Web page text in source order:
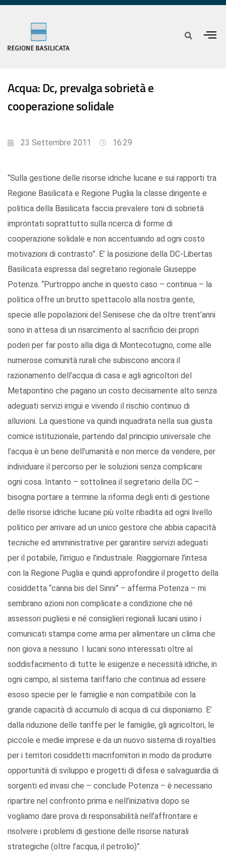
Acqua: Dc, prevalga sobrietà e
cooperazione solidale
23 Settembre 2011 16:29
“Sulla gestione delle risorse idriche lucane e sui rapporti tra
Regione Basilicata e Regione Puglia la classe dirigente e
politica della Basilicata faccia prevalere toni di sobrietà
improntati soprattutto sulla ricerca di forme di
cooperazione solidale e non accentuando ad ogni costo
motivazioni di contrasto”. E’ la posizione della DC-Libertas
Basilicata espressa dal segretario regionale Giuseppe
Potenza. “Purtroppo anche in questo caso – continua – la
politica offre un brutto spettacolo alla nostra gente,
specie alle popolazioni del Senisese che da oltre trent’anni
sono in attesa di un risarcimento al sacrificio dei propri
poderi per far posto alla diga di Montecotugno, come alle
numerose comunità rurali che subiscono ancora il
razionamento dell’acqua di casa e agli agricoltori del
Metapontino che pagano un costo decisamente alto senza
adeguati servizi irrigui e vivendo il rischio continuo di
alluvioni. La questione va quindi inquadrata nella sua giusta
cornice istituzionale, partendo dal principio universale che
l’acqua è un bene dell’umanità e non merce da vendere, per
individuare il percorso per le soluzioni senza complicare
ogni cosa. Intanto – sottolinea il segretario della DC –
bisogna portare a termine la riforma degli enti di gestione
delle risorse idriche lucane più volte ribadita ad ogni livello
politico per arrivare ad un unico gestore che abbia capacità
tecniche ed amministrative per garantire servizi adeguati
per il potabile, l’irriguo e l’industriale. Riaggiornare l’intesa
con la Regione Puglia e quindi approfondire il progetto della
cosiddetta “canna bis del Sinni” – afferma Potenza – mi
sembrano azioni non complicate a condizione che né
assessori pugliesi e né consiglieri regionali lucani usino i
comunicati stampa come arma per alimentare un clima che
non giova a nessuno. I lucani sono interessati oltre al
soddisfacimento di tutte le esigenze e necessità idriche, in
ogni campo, al sistema tariffario che continua ad essere
esoso specie per le famiglie e non compatibile con la
grande capacità di accumulo di acqua di cui disponiamo. E’
dalla riduzione delle tariffe per le famiglie, gli agricoltori, le
piccole e medie imprese e da un nuovo sistema di royalties
per i territori cosiddetti macrifornitori in modo da produrre
opportunità di sviluppo e progetti di difesa e salvaguardia di
sorgenti ed invasi che – conclude Potenza – è necessario
ripartire nel confronto prima e nell’iniziativa dopo se
vogliamo dare prova di responsabilità nell’affrontare e
risolvere i problemi di gestione delle risorse naturali
strategiche (oltre l’acqua, il petrolio)”.